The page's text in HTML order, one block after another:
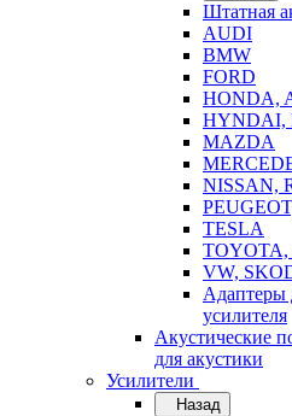
Штатная
AUDI
BMW
FORD
HONDA,
HYNDAI,
MAZDA
NISSAN,
TESLA
VW,
Адаптеры
усилителя
Акустические
для акустики
Усилители
Назад